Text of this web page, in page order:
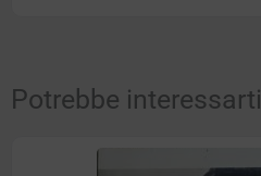
Potrebbe